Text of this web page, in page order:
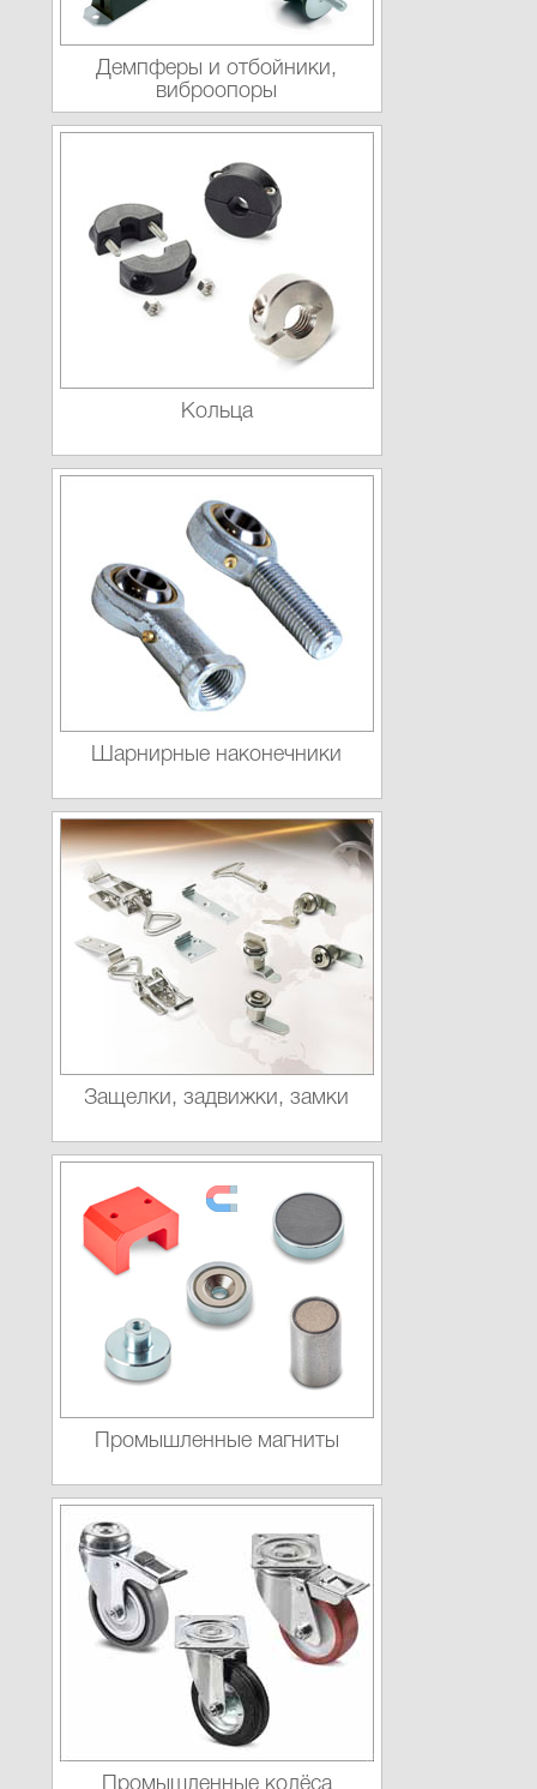
Демпферы и отбойники,
виброопоры
Кольца
Шарнирные наконечники
Защелки, задвижки, замки
Промышленные магниты
Промышленные колёса